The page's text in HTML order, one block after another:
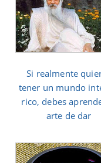
Si realmente
tener un mundo
rico, debes
arte de dar